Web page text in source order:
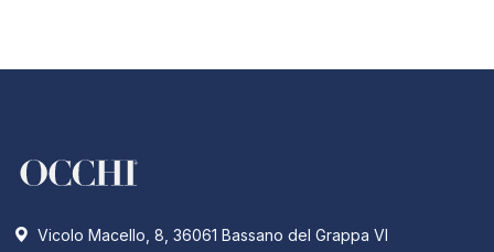
Vicolo Macello, 8, 36061 Bassano del Grappa VI